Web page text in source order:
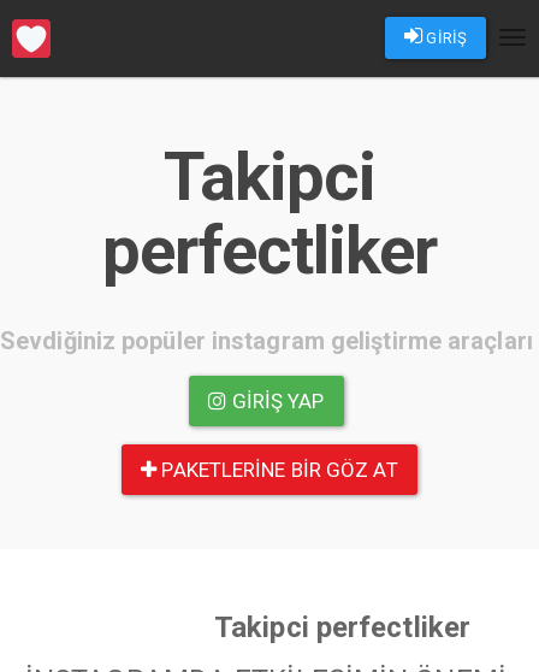
GİRİŞ
Takipci
perfectliker
Sevdiğiniz popüler instagram geliştirme araçları
GIRIŞ YAP
PAKETLERINE BIR GÖZ AT
Takipci perfectliker